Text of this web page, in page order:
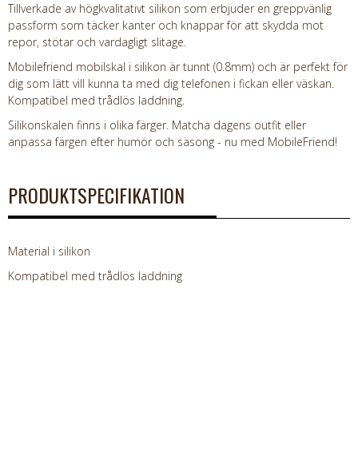
Tillverkade av högkvalitativt silikon som erbjuder en greppvänlig
passform som täcker kanter och knappar för att skydda mot
repor, stötar och vardagligt slitage.
Mobilefriend mobilskal i silikon är tunnt (0.8mm) och är perfekt för
dig som lätt vill kunna ta med dig telefonen i fickan eller väskan.
Kompatibel med trådlös laddning.
Silikonskalen finns i olika färger. Matcha dagens outfit eller
anpassa färgen efter humör och säsong - nu med MobileFriend!
PRODUKTSPECIFIKATION
Material i silikon
Kompatibel med trådlös laddning